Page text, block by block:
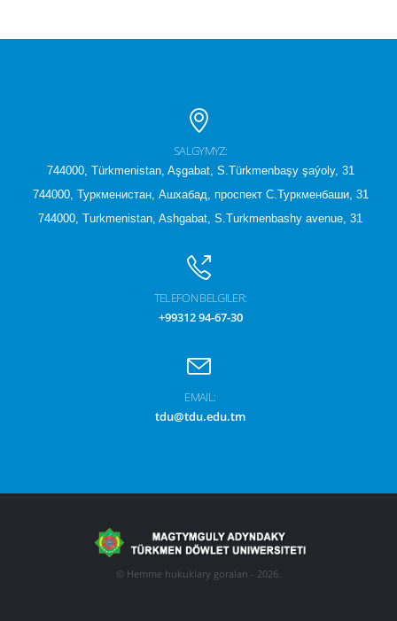
SALGYMYZ:
744000, Türkmenistan, Aşgabat, S.Türkmenbaşy şaýoly, 31
744000, Туркменистан, Ашхабад, проспект С.Туркменбаши, 31
744000, Turkmenistan, Ashgabat, S.Turkmenbashy avenue, 31
TELEFON BELGILER:
+99312 94-67-30
EMAIL:
tdu@tdu.edu.tm
© Hemme hukuklary goralan - 2026.